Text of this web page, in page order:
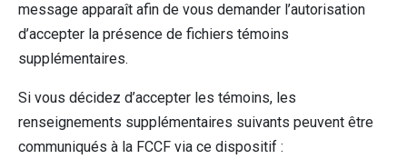
message apparaît afin de vous demander l’autorisation
d’accepter la présence de fichiers témoins
supplémentaires.
Si vous décidez d’accepter les témoins, les
renseignements supplémentaires suivants peuvent être
communiqués à la FCCF via ce dispositif :